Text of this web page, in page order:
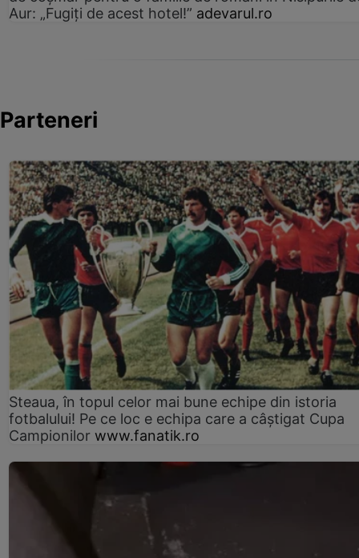
Aur: „Fugiți de acest hotel!” adevarul.ro
Parteneri
Steaua, în topul celor mai bune echipe din istoria
fotbalului! Pe ce loc e echipa care a câştigat Cupa
Campionilor www.fanatik.ro